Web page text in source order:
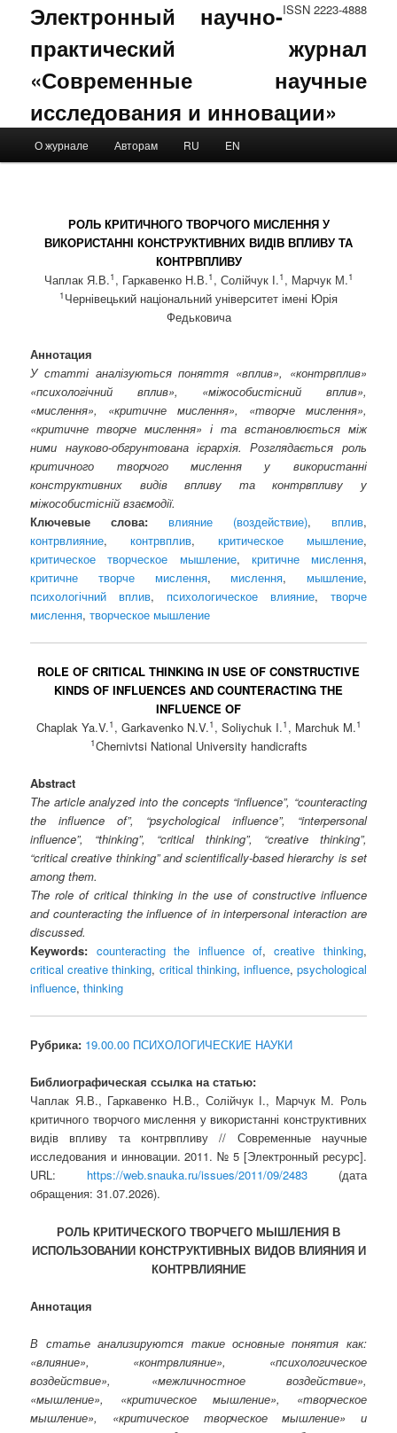
ISSN 2223-4888
Электронный научно-
практический журнал
«Современные научные
исследования и инновации»
Skip to primary content
Skip to secondary content
О журнале Авторам RU EN
РОЛЬ КРИТИЧНОГО ТВОРЧОГО МИСЛЕННЯ У
ВИКОРИСТАННІ КОНСТРУКТИВНИХ ВИДІВ ВПЛИВУ ТА
КОНТРВПЛИВУ
Чаплак Я.В.1 , Гаркавенко Н.В.1 , Солійчук І.1 , Марчук М.1
1 Чернівецький національний університет імені Юрія
Федьковича
Аннотация
У статті аналізуються поняття «вплив», «контрвплив»
«психологічний вплив», «міжособистісний вплив»,
«мислення», «критичне мислення», «творче мислення»,
«критичне творче мислення» і та встановлюється між
ними науково-обгрунтована ієрархія. Розглядається роль
критичного творчого мислення у використанні
конструктивних видів впливу та контрвпливу у
міжособистісній взаємодії.
Ключевые слова:
влияние (воздействие), вплив,
контрвлияние,контрвплив, критическое мышление,
критическое творческое мышление, критичне мислення,
критичне творче мислення, мислення, мышление,
психологічний вплив, психологическое влияние, творче
мислення,творческое мышление
ROLE OF CRITICAL THINKING IN USE OF CONSTRUCTIVE
KINDS OF INFLUENCES AND COUNTERACTING THE
INFLUENCE OF
Chaplak Ya.V.1 , Garkavenko N.V.1 , Soliychuk I.1 , Marchuk M.1
1Chernivtsi National University handicrafts
Abstract
The article analyzed into the concepts “influence”, “counteracting
the influence of”, “psychological influence”, “interpersonal
influence”, “thinking”, “critical thinking”, “creative thinking”,
“critical creative thinking” and scientifically-based hierarchy is set
among them.
The role of critical thinking in the use of constructive influence
and counteracting the influence of in interpersonal interaction are
discussed.
Keywords: counteracting the influence of,creative thinking,
critical creative thinking, critical thinking, influence, psychological
influence,thinking
Рубрика: 19.00.00 ПСИХОЛОГИЧЕСКИЕ НАУКИ
Библиографическая ссылка на статью:
Чаплак Я.В., Гаркавенко Н.В., Солійчук І., Марчук М. Роль
критичного творчого мислення у використанні конструктивних
видів впливу та контрвпливу // Современные научные
исследования и инновации. 2011. № 5 [Электронный ресурс].
URL: https://web.snauka.ru/issues/2011/09/2483 (дата
обращения: 31.07.2026).
РОЛЬ КРИТИЧЕСКОГО ТВОРЧЕГО МЫШЛЕНИЯ В
ИСПОЛЬЗОВАНИИ КОНСТРУКТИВНЫХ ВИДОВ ВЛИЯНИЯ И
КОНТРВЛИЯНИЕ
Аннотация
В статье анализируются такие основные понятия как:
«влияние», «контрвлияние», «психологическое
воздействие», «межличностное воздействие»,
«мышление», «критическое мышление», «творческое
мышление», «критическое творческое мышление» и